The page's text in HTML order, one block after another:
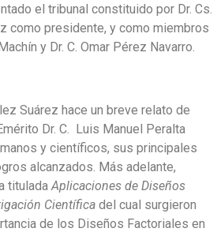
el tribunal constituido por Dr. Cs.
como presidente, y como miembros
y Dr. C. Omar Pérez Navarro.
Suárez hace un breve relato de
Dr. C. Luis Manuel Peralta
y científicos, sus principales
alcanzados. Más adelante,
titulada Aplicaciones de Diseños
Científica del cual surgieron
de los Diseños Factoriales en